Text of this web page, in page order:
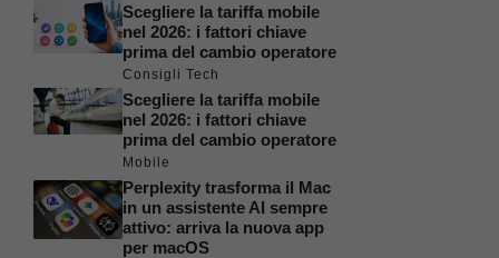
Scegliere la tariffa mobile
nel 2026: i fattori chiave
prima del cambio operatore
Consigli Tech
Scegliere la tariffa mobile
nel 2026: i fattori chiave
prima del cambio operatore
Mobile
Perplexity trasforma il Mac
in un assistente AI sempre
attivo: arriva la nuova app
per macOS